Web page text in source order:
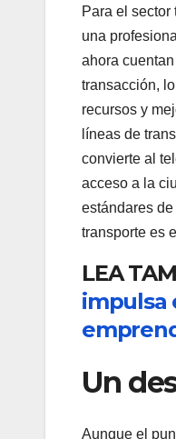
Para el sector
una
ahora
transacción,
recursos y
líneas de
convierte al
acceso a la
estándares
transporte es
LEA
impulsa
Un
Aunque el